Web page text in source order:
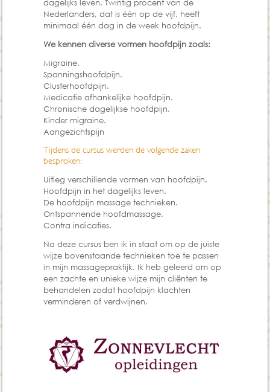
dagelijks leven. Twintig procent van de
Nederlanders, dat is één op de vijf, heeft
minimaal één dag in de week hoofdpijn.
We kennen diverse vormen hoofdpijn zoals:
Migraine.
Spanningshoofdpijn.
Clusterhoofdpijn.
Medicatie afhankelijke hoofdpijn.
Chronische dagelijkse hoofdpijn.
Kinder migraine.
Aangezichtspijn
Tijdens de cursus werden de volgende zaken
besproken:
Uitleg verschillende vormen van hoofdpijn.
Hoofdpijn in het dagelijks leven.
De hoofdpijn massage technieken.
Ontspannende hoofdmassage.
Contra indicaties.
Na deze cursus ben ik in staat om op de juiste
wijze bovenstaande technieken toe te passen
in mijn massagepraktijk. Ik heb geleerd om op
een zachte en unieke wijze mijn cliënten te
behandelen zodat hoofdpijn klachten
verminderen of verdwijnen.